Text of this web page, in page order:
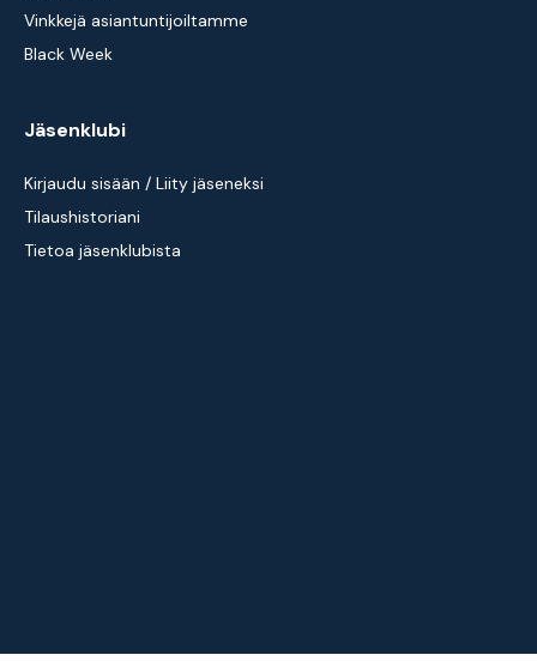
Vinkkejä asiantuntijoiltamme
Black Week
Jäsenklubi
Kirjaudu sisään / Liity jäseneksi
Tilaushistoriani
Tietoa jäsenklubista